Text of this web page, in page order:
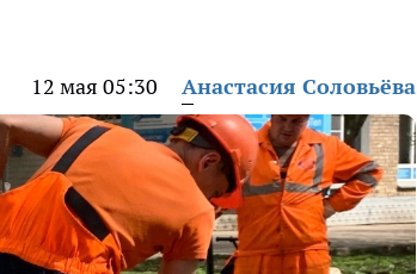
12 мая 05:30 Анастасия Соловьёва